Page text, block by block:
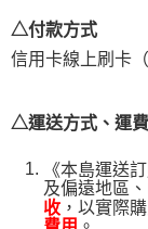
易，需依本服務之必
權轉讓予恩沛科技股
２．關於個人資料
「AFTEE先享後付」
４．使用「AFTEE
時審查核予不同之
請求用戶進行身份認
５．嚴禁一人註冊
△付款方式
信用卡線上刷卡
△運送方式、運
《本島運送
及偏遠地區
收 ，以實際